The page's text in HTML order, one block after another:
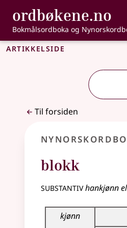
Gå til hovedinnhold
Tilgjengelighet
ordbøkene.no
Bokmålsordboka og
Artikkelside
Til forsiden
blokk
substantivhankjønn
Bøyningstabell for
kjønn